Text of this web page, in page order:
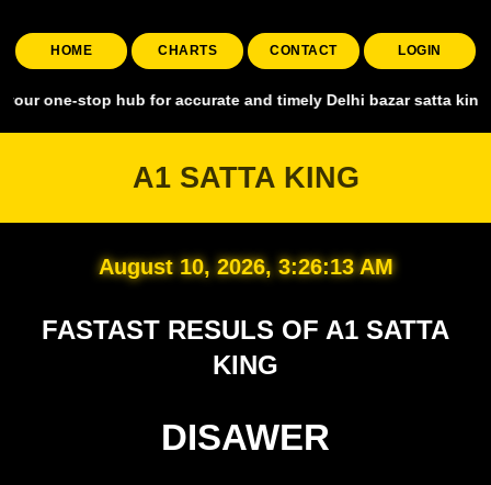
HOME CHARTS CONTACT LOGIN
hub for accurate and timely Delhi bazar satta king,
A1 SATTA KING
August 10, 2026, 3:26:14 AM
FASTAST RESULS OF A1 SATTA
KING
DISAWER